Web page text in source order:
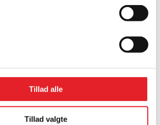
Tillad alle
Tillad valgte
Multitasking bearbejdningscenter Vi har
tilføjet et multitasking
bearbejdningscenter. En tilføjelse af et
kombineret dreje og fræsecenter Se
video © JJ Mechatronic A/S – Nyheder